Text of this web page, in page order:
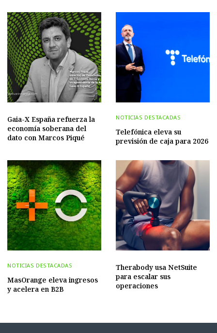
Gaia-X España refuerza la
economía soberana del
dato con Marcos Piqué
NOTICIAS DESTACADAS
Telefónica eleva su
previsión de caja para 2026
NOTICIAS DESTACADAS
MasOrange eleva ingresos
y acelera en B2B
Therabody usa NetSuite
para escalar sus
operaciones